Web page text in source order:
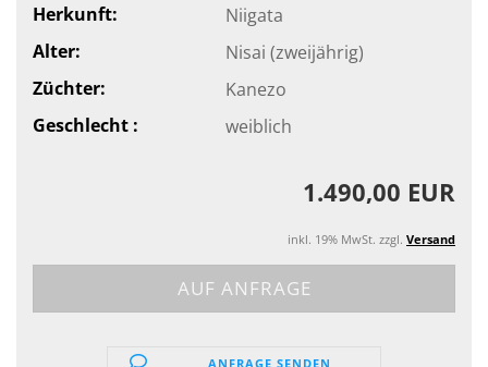
Herkunft:
Niigata
Alter:
Nisai (zweijährig)
Züchter:
Kanezo
Geschlecht :
weiblich
1.490,00 EUR
inkl. 19% MwSt. zzgl. Versand
ANFRAGE SENDEN